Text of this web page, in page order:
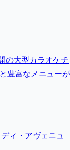
の大型カラオケチ
豊富なメニューが
ィ・アヴェニュ